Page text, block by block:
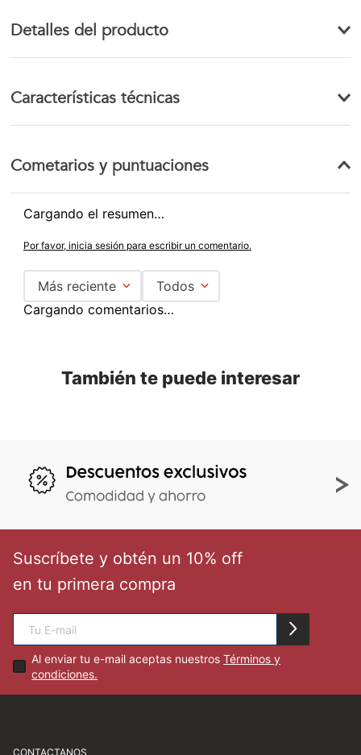
Detalles del producto
Características técnicas
Cometarios y puntuaciones
Cargando el resumen…
Por favor, inicia sesión para escribir un comentario.
Más reciente
Todos
Cargando comentarios…
También te puede interesar
Suscríbete y obtén un 10% off
en tu primera compra
Al enviar tu e-mail aceptas nuestrosTérminos y
condiciones.
CONTACTANOS